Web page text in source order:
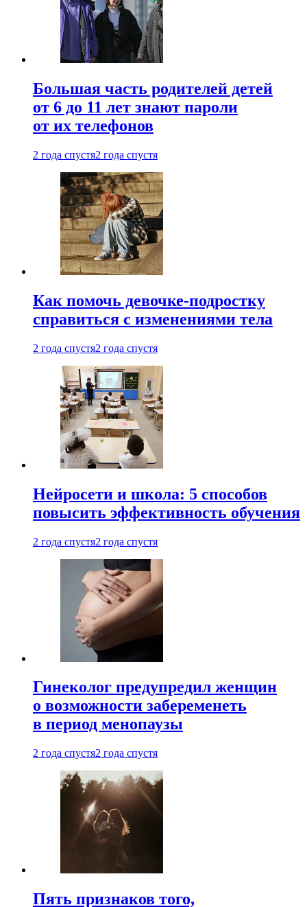
Большая часть родителей детей
от 6 до 11 лет знают пароли
от их телефонов
2 года спустя2 года спустя
Как помочь девочке-подростку
справиться с изменениями тела
2 года спустя2 года спустя
Нейросети и школа: 5 способов
повысить эффективность обучения
2 года спустя2 года спустя
Гинеколог предупредил женщин
о возможности забеременеть
в период менопаузы
2 года спустя2 года спустя
Пять признаков того,